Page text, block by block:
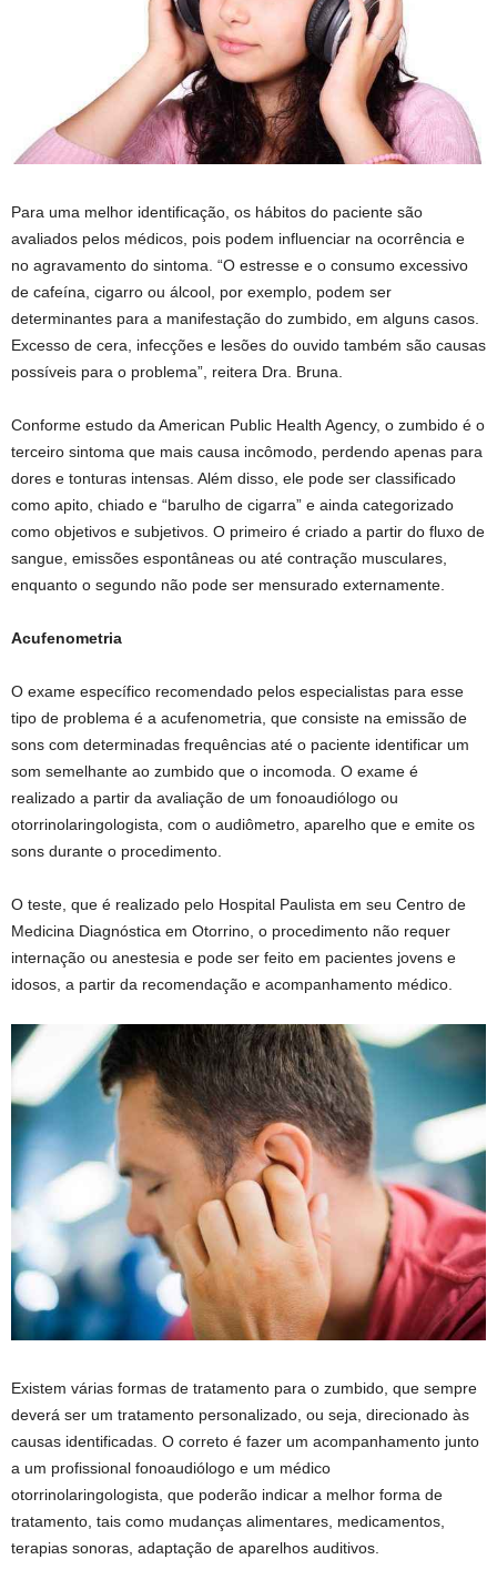
Para uma melhor identificação, os hábitos do paciente são
avaliados pelos médicos, pois podem influenciar na ocorrência e
no agravamento do sintoma. “O estresse e o consumo excessivo
de cafeína, cigarro ou álcool, por exemplo, podem ser
determinantes para a manifestação do zumbido, em alguns casos.
Excesso de cera, infecções e lesões do ouvido também são causas
possíveis para o problema”, reitera Dra. Bruna.
Conforme estudo da American Public Health Agency, o zumbido é o
terceiro sintoma que mais causa incômodo, perdendo apenas para
dores e tonturas intensas. Além disso, ele pode ser classificado
como apito, chiado e “barulho de cigarra” e ainda categorizado
como objetivos e subjetivos. O primeiro é criado a partir do fluxo de
sangue, emissões espontâneas ou até contração musculares,
enquanto o segundo não pode ser mensurado externamente.
Acufenometria
O exame específico recomendado pelos especialistas para esse
tipo de problema é a acufenometria, que consiste na emissão de
sons com determinadas frequências até o paciente identificar um
som semelhante ao zumbido que o incomoda. O exame é
realizado a partir da avaliação de um fonoaudiólogo ou
otorrinolaringologista, com o audiômetro, aparelho que e emite os
sons durante o procedimento.
O teste, que é realizado pelo Hospital Paulista em seu Centro de
Medicina Diagnóstica em Otorrino, o procedimento não requer
internação ou anestesia e pode ser feito em pacientes jovens e
idosos, a partir da recomendação e acompanhamento médico.
Existem várias formas de tratamento para o zumbido, que sempre
deverá ser um tratamento personalizado, ou seja, direcionado às
causas identificadas. O correto é fazer um acompanhamento junto
a um profissional fonoaudiólogo e um médico
otorrinolaringologista, que poderão indicar a melhor forma de
tratamento, tais como mudanças alimentares, medicamentos,
terapias sonoras, adaptação de aparelhos auditivos.